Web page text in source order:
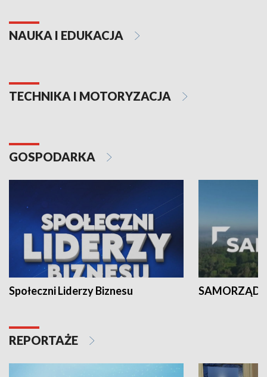
NAUKA I EDUKACJA
TECHNIKA I MOTORYZACJA
GOSPODARKA
Społeczni Liderzy Biznesu SAMORZĄD
REPORTAŻE